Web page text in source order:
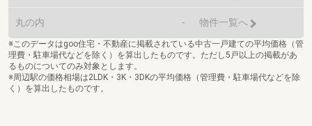
丸の内 - 物件一覧へ
※このデータはgoo住宅・不動産に掲載されている中古一戸建ての平均価格（管
理費・駐車場代などを除く）を算出したものです。ただし5戸以上の掲載があ
るものについてのみ対象とします。
※周辺駅の価格相場は2LDK・3K・3DKの平均価格（管理費・駐車場代などを除
く）を算出したものです。